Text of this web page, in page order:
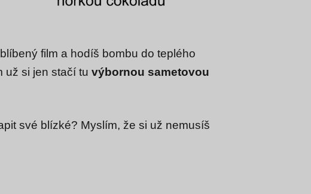
film a hodíš bombu do teplého
už si jen stačí tu výbornou sametovou
své blízké? Myslím, že si už nemusíš